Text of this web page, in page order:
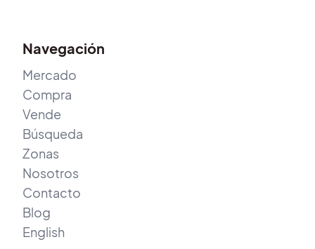
Navegación
Mercado
Compra
Vende
Búsqueda
Zonas
Nosotros
Contacto
Blog
English